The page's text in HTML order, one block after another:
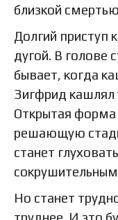
близкой
Долгий приступ
дугой. В голове
бывает, когда
Зигфрид
Открытая форма
решающую
станет
Но станет
труднее. И это